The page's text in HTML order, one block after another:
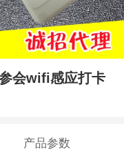
会wifi感应打卡
产品参数